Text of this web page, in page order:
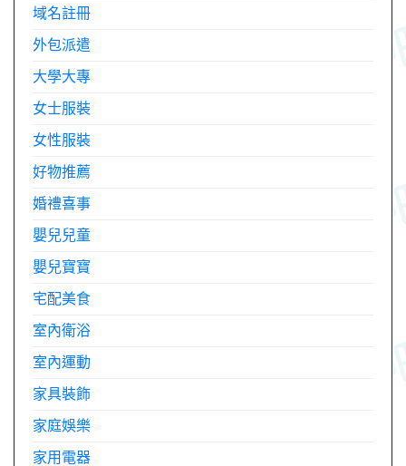
域名註冊
外包派遣
大學大專
女士服裝
女性服裝
好物推薦
婚禮喜事
嬰兒兒童
嬰兒寶寶
宅配美食
室內衛浴
室內運動
家具裝飾
家庭娛樂
家用電器